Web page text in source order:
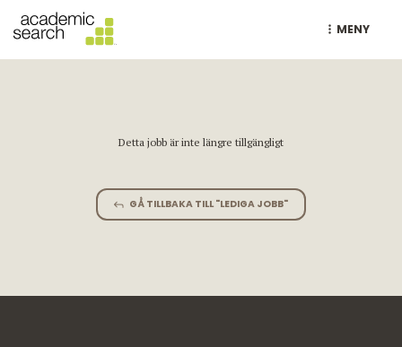
MENY
Detta jobb är inte längre tillgängligt
GÅ TILLBAKA TILL "LEDIGA JOBB"